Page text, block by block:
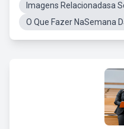
Imagens Relacionadasa
O Que Fazer NaSemana